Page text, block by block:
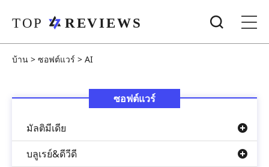
บ้าน > ซอฟต์แวร์ > AI
ซอฟต์แวร์
มัลติมีเดีย
บลูเรย์&ดีวีดี